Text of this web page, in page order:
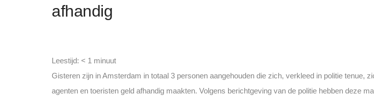
afhandig
Leestijd: < 1 minuut
Gisteren zijn in Amsterdam in totaal 3 personen aangehouden die zich, verkleed in politie tenue,
agenten en toeristen geld afhandig maakten. Volgens berichtgeving van de politie hebben deze